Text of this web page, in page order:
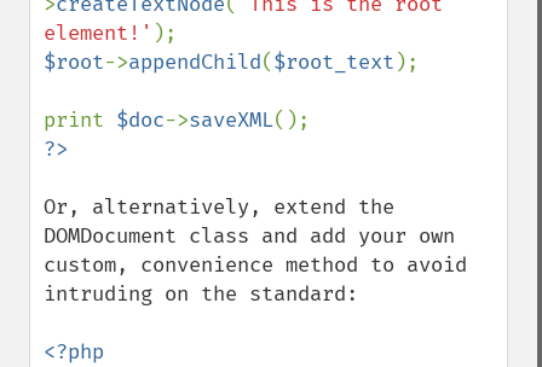
element!'
$root->appendChild($root_text );
print $doc->saveXML
Or, alternatively, extend the
DOMDocument class and add your own
custom, convenience method to avoid
intruding on the standard: